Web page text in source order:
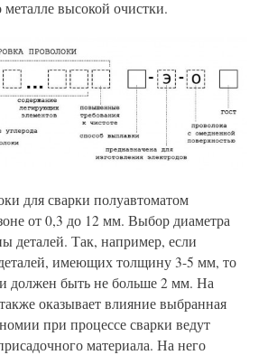
металле высокой очистки.
для сварки полуавтоматом
от 0,3 до 12 мм. Выбор диаметра
деталей. Так, например, если
имеющих толщину 3-5 мм, то
должен быть не больше 2 мм. На
оказывает влияние выбранная
при процессе сварки ведут
материала. На него